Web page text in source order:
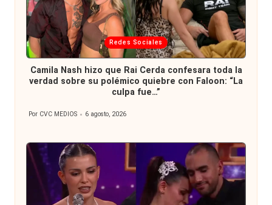
Publicada
en
Redes Sociales
Camila Nash hizo que Rai Cerda confesara toda la
verdad sobre su polémico quiebre con Faloon: “La
culpa fue…”
Publicado
Por CVC MEDIOS 6 agosto, 2026